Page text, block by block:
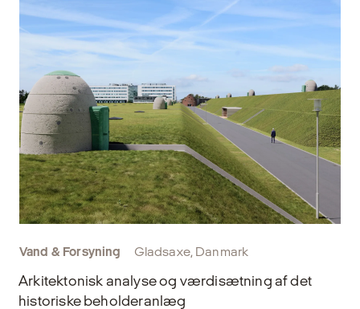
Vand & Forsyning Gladsaxe, Danmark
Arkitektonisk analyse og værdisætning af det
historiske beholderanlæg